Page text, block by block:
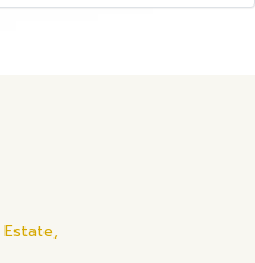
Estate,